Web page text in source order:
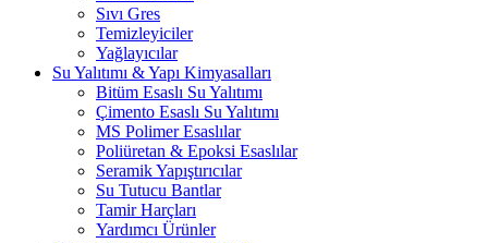
Sıvı Gres
Temizleyiciler
Yağlayıcılar
Su Yalıtımı & Yapı Kimyasalları
Bitüm Esaslı Su Yalıtımı
Çimento Esaslı Su Yalıtımı
MS Polimer Esaslılar
Poliüretan & Epoksi Esaslılar
Seramik Yapıştırıcılar
Su Tutucu Bantlar
Tamir Harçları
Yardımcı Ürünler